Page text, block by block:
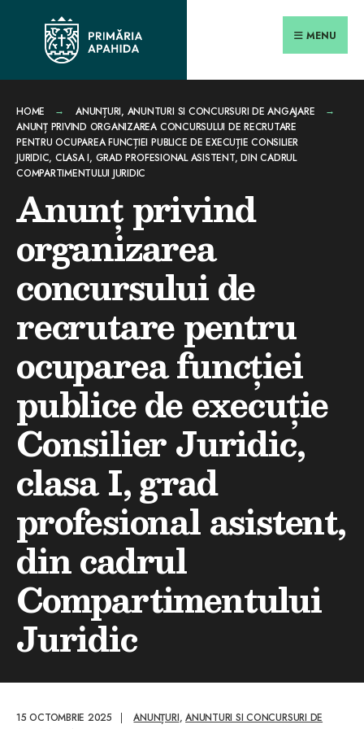
content
MENU
HOME ANUNȚURI, ANUNTURI SI CONCURSURI DE ANGAJARE
ANUNȚ PRIVIND ORGANIZAREA CONCURSULUI DE RECRUTARE
PENTRU OCUPAREA FUNCȚIEI PUBLICE DE EXECUȚIE CONSILIER
JURIDIC, CLASA I, GRAD PROFESIONAL ASISTENT, DIN CADRUL
COMPARTIMENTULUI JURIDIC
Anunț privind
organizarea
concursului de
recrutare pentru
ocuparea funcției
publice de execuție
Consilier Juridic,
clasa I, grad
profesional asistent,
din cadrul
Compartimentului
Juridic
15 OCTOMBRIE 2025 | ANUNȚURI,ANUNTURI SI CONCURSURI DE
for:
Close